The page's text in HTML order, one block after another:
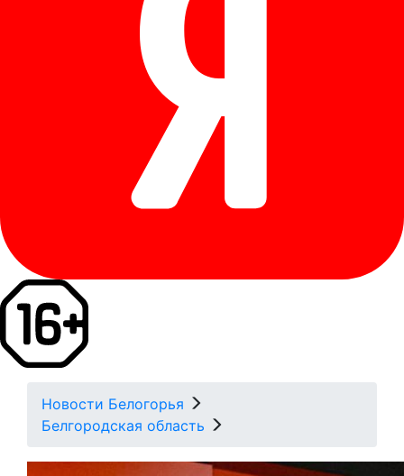
Новости Белогорья
Белгородская область